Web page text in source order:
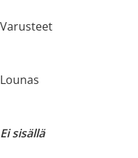
Varusteet
Lounas
Ei sisällä